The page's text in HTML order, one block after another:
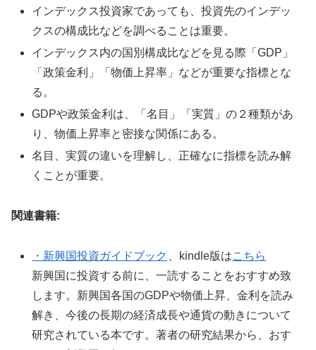
インデックス投資家であっても、投資先のインデッ
クスの構成比などを調べることは重要。
インデックス内の国別構成比などを見る際「GDP」
「政策金利」「物価上昇率」などが重要な指標とな
る。
GDPや政策金利は、「名目」「実質」の２種類があ
り、物価上昇率と密接な関係にある。
名目、実質の違いを理解し、正確なに指標を読み解
くことが重要。
関連書籍:
・新興国投資ガイドブック 、kindle版はこちら
新興国に投資する前に、一読することをおすすめ致
します。新興国各国のGDPや物価上昇、金利を読み
解き、今後の長期の経済成長や通貨の動きについて
研究されている本です。著者の研究結果から、おす